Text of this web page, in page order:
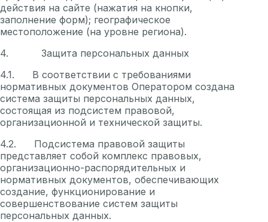
действия на сайте (нажатия на кнопки,
заполнение форм); географическое
местоположение (на уровне региона).
4. Защита персональных данных
4.1. В соответствии с требованиями
нормативных документов Оператором создана
система защиты персональных данных,
состоящая из подсистем правовой,
организационной и технической защиты.
4.2. Подсистема правовой защиты
представляет собой комплекс правовых,
организационно-распорядительных и
нормативных документов, обеспечивающих
создание, функционирование и
совершенствование систем защиты
персональных данных.